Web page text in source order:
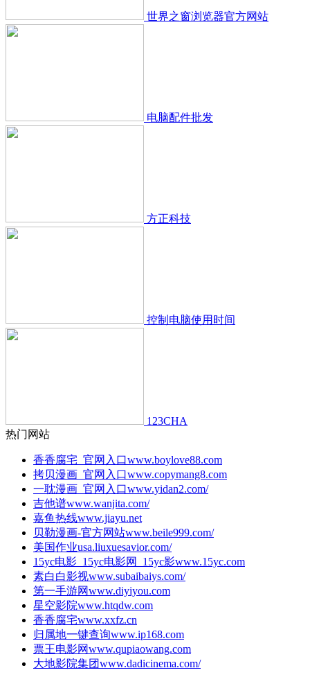
世界之窗浏览器官方网站
电脑配件批发
方正科技
控制电脑使用时间
123CHA
热门网站
香香腐宅_官网入口www.boylove88.com
拷贝漫画_官网入口www.copymang8.com
一耽漫画_官网入口www.yidan2.com/
吉他谱www.wanjita.com/
嘉鱼热线www.jiayu.net
贝勒漫画-官方网站www.beile999.com/
美国作业usa.liuxuesavior.com/
15yc电影_15yc电影网_15yc影www.15yc.com
素白白影视www.subaibaiys.com/
第一手游网www.diyiyou.com
星空影院www.htqdw.com
香香腐宅www.xxfz.cn
归属地一键查询www.ip168.com
票王电影网www.qupiaowang.com
大地影院集团www.dadicinema.com/